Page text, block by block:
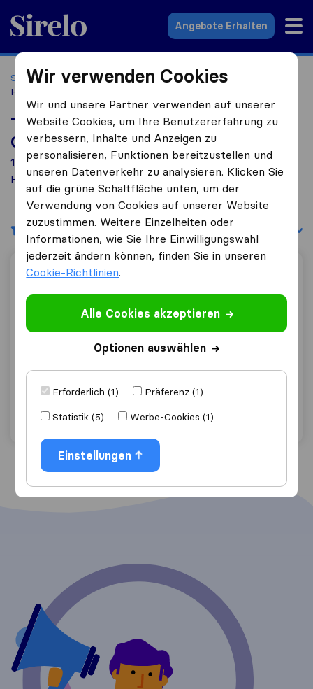
Sirelo.at
Angebote Erhalten
Startseite Umzugsfirmen
Umzugsfirmen Guntramsdorf
Handelsgericht
Top 10 Umzugs​unternehmen in
Guntramsdorf Handelsgericht
1 Umzugs​unternehmen gefunden in Guntramsdorf
Handelsgericht
Filter Sortieren nach:
Umzugsfirma wien
Umzugsfirma wien
Guntramsdorf Handelsgericht
Wir verwenden Cookies
Wir und unsere Partner verwenden auf unserer
Website Cookies, um Ihre Benutzererfahrung zu
verbessern, Inhalte und Anzeigen zu
personalisieren, Funktionen bereitzustellen und
unseren Datenverkehr zu analysieren. Klicken Sie
auf die grüne Schaltfläche unten, um der
Verwendung von Cookies auf unserer Website
zuzustimmen. Weitere Einzelheiten oder
Informationen, wie Sie Ihre Einwilligungswahl
jederzeit ändern können, finden Sie in unseren
Cookie-Richtlinien.
Alle Cookies akzeptieren
Optionen auswählen
Erforderlich (1)
Präferenz (1)
Statistik (5)
Werbe-Cookies (1)
Einstellungen